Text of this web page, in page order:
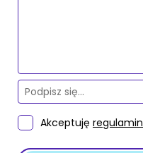
Akceptuję regulamin